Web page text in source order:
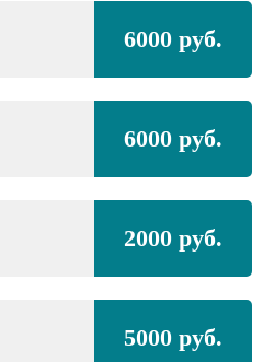
6000 руб.
6000 руб.
2000 руб.
5000 руб.